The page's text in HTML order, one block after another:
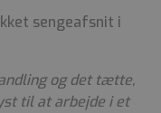
sengeafsnit i
og det tætte,
til at arbejde i et